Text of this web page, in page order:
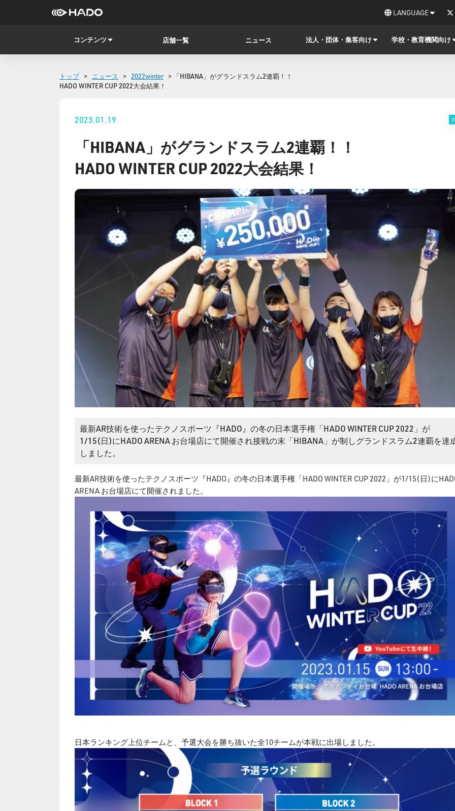
LANGUAGE
コンテンツ 店舗一覧 ニュース 法人・団体・集客向け 学校・教育機関向け
トップ > ニュース > 2022winter > 「HIBANA」がグランドスラム2連覇！！
HADO WINTER CUP 2022大会結果！
2023.01.19
「HIBANA」がグランドスラム2連覇！！
HADO WINTER CUP 2022大会結果！
最新AR技術を使ったテクノスポーツ『HADO』の冬の日本選手権「HADO WINTER CUP 2022」が
1/15(日)にHADO ARENA お台場店にて開催され接戦の末「HIBANA」が制しグランドスラム2連覇を達
しました。
最新AR技術を使ったテクノスポーツ『HADO』の冬の日本選手権「HADO WINTER CUP 2022」が1/15(日)に
ARENA お台場店にて開催されました。
日本ランキング上位チームと、予選大会を勝ち抜いた全10チームが本戦に出場しました。